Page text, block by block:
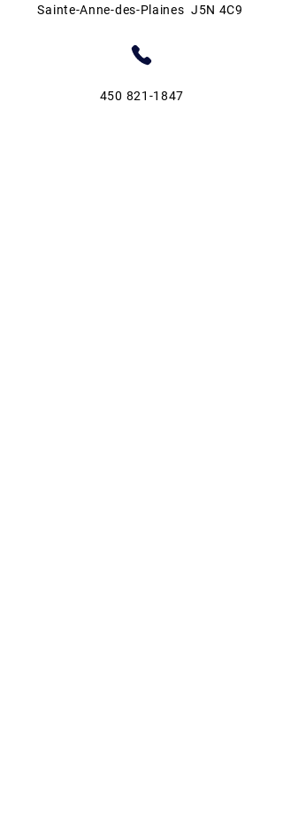
Sainte-Anne-des-Plaines J5N 4C9
450 821-1847